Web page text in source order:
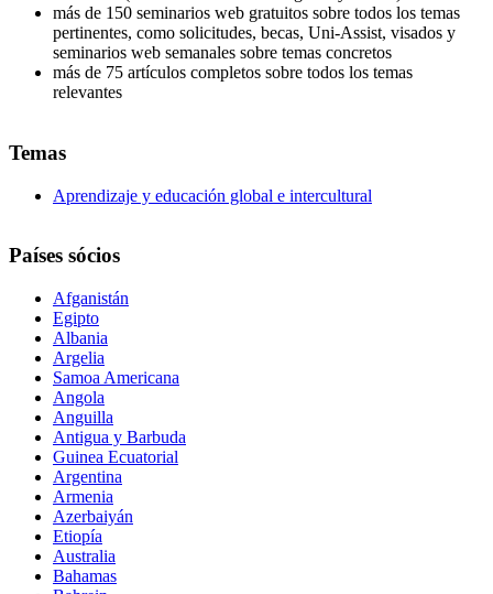
más de 150 seminarios web gratuitos sobre todos los temas
pertinentes, como solicitudes, becas, Uni-Assist, visados y
seminarios web semanales sobre temas concretos
más de 75 artículos completos sobre todos los temas
relevantes
Temas
Aprendizaje y educación global e intercultural
Países sócios
Afganistán
Egipto
Albania
Argelia
Samoa Americana
Angola
Anguilla
Antigua y Barbuda
Guinea Ecuatorial
Argentina
Armenia
Azerbaiyán
Etiopía
Australia
Bahamas